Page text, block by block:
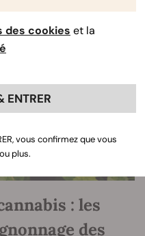
: les
des
des cookies et la
ENTRER
vous confirmez que vous
plus.